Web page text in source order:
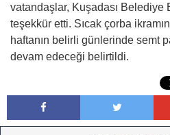
vatandaşlar, Kuşadası Belediye
teşekkür etti. Sıcak çorba
haftanın belirli günlerinde semt
devam edeceği belirtildi.